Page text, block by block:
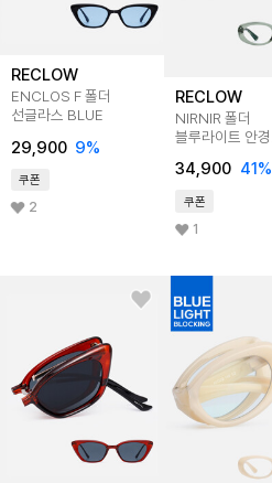
RECLOW
ENCLOS F 폴더
선글라스 BLUE
29,900 9%
쿠폰
2
RECLOW
NIRNIR 폴더
블루라이트 안경
34,900 41 %
쿠폰
1